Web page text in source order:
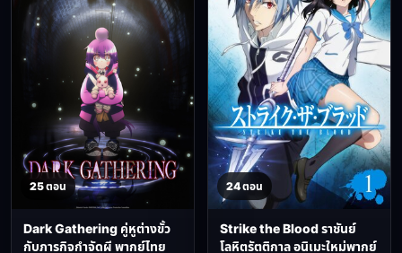
25 ตอน
Dark Gathering คู่หูต่างขั้ว
กับภารกิจกำจัดผี พากย์ไทย
24 ตอน
Strike the Blood ราชันย์
โลหิตรัตติกาล อนิเมะใหม่พากย์